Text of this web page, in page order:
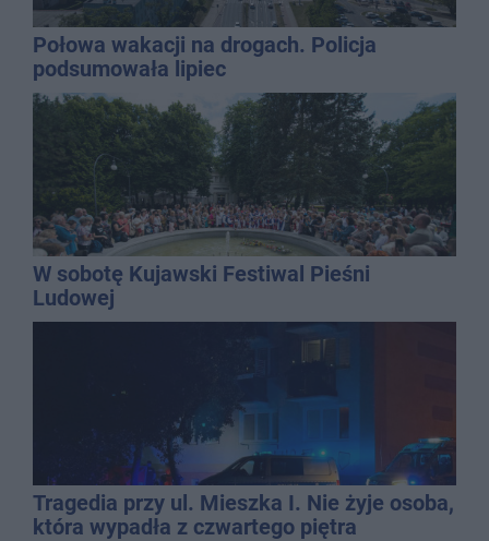
Połowa wakacji na drogach. Policja
podsumowała lipiec
W sobotę Kujawski Festiwal Pieśni
Ludowej
Tragedia przy ul. Mieszka I. Nie żyje osoba,
która wypadła z czwartego piętra